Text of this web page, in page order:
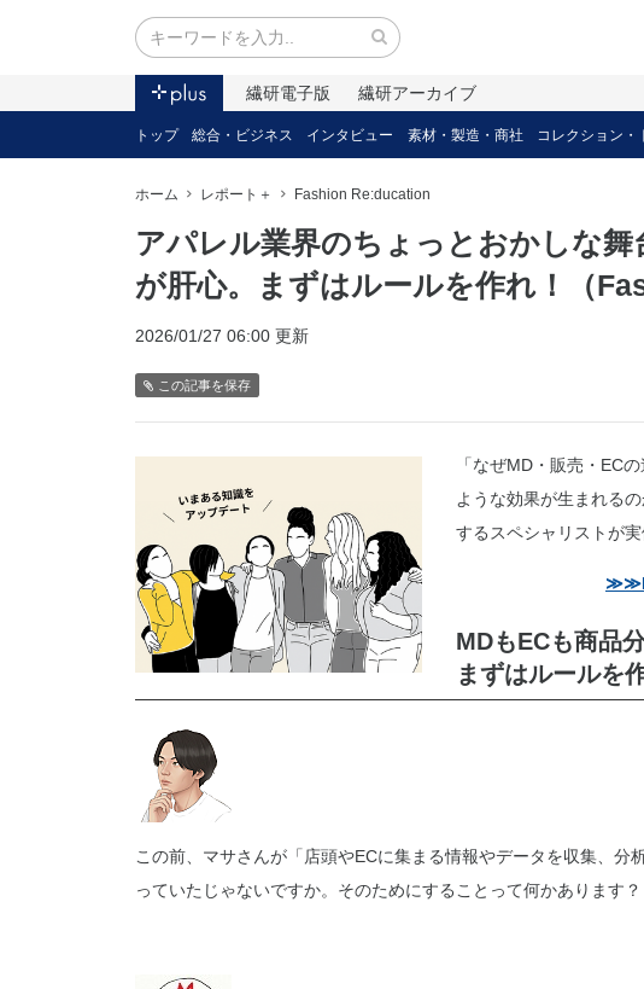
繊研電子版 繊研アーカイブ
トップ 総合・ビジネス インタビュー 素材・製造・商社 コレクション・
ホーム レポート＋ Fashion Re:ducation
アパレル業界のちょっとおかしな
が肝心。まずはルールを作れ！（
2026/01/27 06:00 更新
この記事を保存
「なぜMD・販売・EC
ような効果が生まれる
するスペシャリストが
MDもECも商品
まずはルールを
この前、マサさんが「店頭やECに集まる情報やデータを収集、
っていたじゃないですか。そのためにすることって何かあります？